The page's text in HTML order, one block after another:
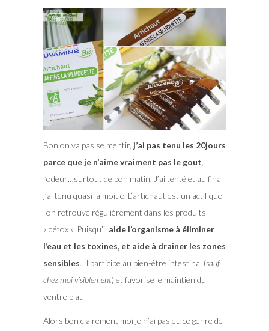
Bon on va pas se mentir, j’ai pas tenu les 20jours
parce que je n’aime vraiment pas le gout
l’odeur…surtout de bon matin. J’ai tenté et au final
j’ai tenu quasi la moitié. L’artichaut est un actif que
l’on retrouve régulièrement dans les produits
« détox ». Puisqu’il aide l’organisme à éliminer
l’eau et les toxines, et aide à drainer les zones
sensibles. Il participe au bien-être intestinal (sauf
chez moi visiblement) et favorise le maintien du
ventre plat.
Alors bon clairement moi je n’ai pas eu ce genre de